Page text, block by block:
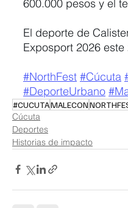
600.000 pesos y el
El deporte de
Exposport 2026
#NorthFest #Cúcuta
#DeporteUrbano
#CUCUTAMALECON
Cúcuta
Deportes
Historias de impacto